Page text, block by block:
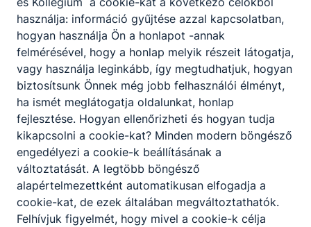
használja: információ gyűjtése azzal kapcsolatban,
hogyan használja Ön a honlapot -annak
felmérésével, hogy a honlap melyik részeit látogatja,
vagy használja leginkább, így megtudhatjuk, hogyan
biztosítsunk Önnek még jobb felhasználói élményt,
ha ismét meglátogatja oldalunkat, honlap
fejlesztése. Hogyan ellenőrizheti és hogyan tudja
kikapcsolni a cookie-kat? Minden modern böngésző
engedélyezi a cookie-k beállításának a
változtatását. A legtöbb böngésző
alapértelmezettként automatikusan elfogadja a
cookie-kat, de ezek általában megváltoztathatók.
Felhívjuk figyelmét, hogy mivel a cookie-k célja